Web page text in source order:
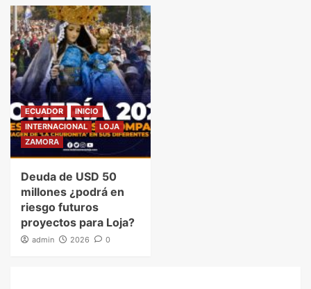
ECUADOR
INICIO
INTERNACIONAL
LOJA
ZAMORA
Deuda de USD 50
millones ¿podrá en
riesgo futuros
proyectos para Loja?
admin 2026 0